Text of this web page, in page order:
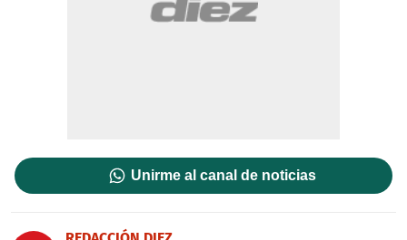
Unirme al canal de noticias